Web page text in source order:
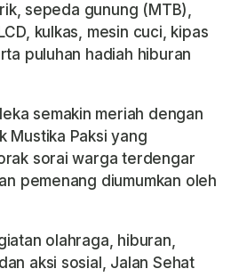
sepeda gunung (MTB),
kulkas, mesin cuci, kipas
puluhan hadiah hiburan
semakin meriah dengan
Mustika Paksi yang
sorai warga terdengar
pemenang diumumkan oleh
olahraga, hiburan,
aksi sosial, Jalan Sehat